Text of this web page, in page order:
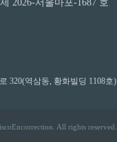
2026-서울마포-1687 호
320(역삼동, 황화빌딩 1108호)
. All rights reserved.